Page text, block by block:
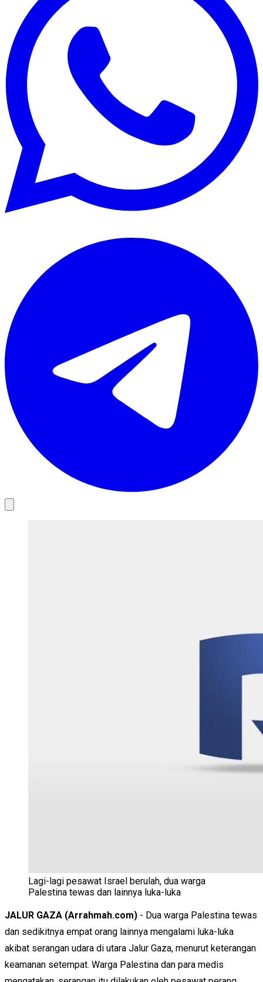
Lagi-lagi pesawat Israel berulah, dua warga
Palestina tewas dan lainnya luka-luka
JALUR GAZA (Arrahmah.com) - Dua warga Palestina tewas
dan sedikitnya empat orang lainnya mengalami luka-luka
akibat serangan udara di utara Jalur Gaza, menurut keterangan
keamanan setempat. Warga Palestina dan para medis